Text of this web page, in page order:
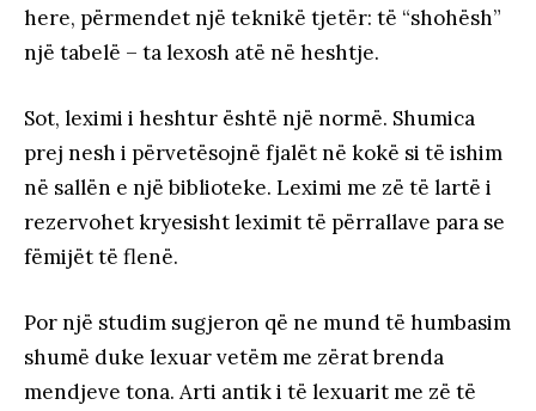
here, përmendet një teknikë tjetër: të “shohësh”
një tabelë – ta lexosh atë në heshtje.
Sot, leximi i heshtur është një normë. Shumica
prej nesh i përvetësojnë fjalët në kokë si të ishim
në sallën e një biblioteke. Leximi me zë të lartë i
rezervohet kryesisht leximit të përrallave para se
fëmijët të flenë.
Por një studim sugjeron që ne mund të humbasim
shumë duke lexuar vetëm me zërat brenda
mendjeve tona. Arti antik i të lexuarit me zë të